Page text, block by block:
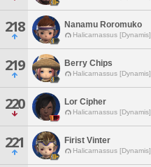
218 Nanamu Roromuko
Halicarnassus [Dynamis]
219 Berry Chips
Halicarnassus [Dynamis]
220 Lor Cipher
Halicarnassus [Dynamis]
221 Firist Vinter
Halicarnassus [Dynamis]